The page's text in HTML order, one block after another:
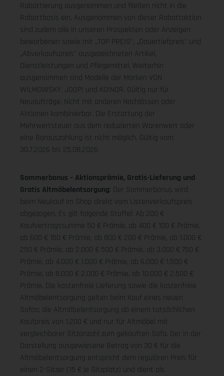
Rabattierung ausgenommen und fließen nicht in die
Rabattbasis ein. Ausgenommen von dieser Rabattaktion
sind zudem alle in unseren Prospekten oder Anzeigen
beworbenen sowie mit „TOP PREIS", „Dauertiefpreis" und
„Abverkaufspreis" ausgezeichneten Artikel,
Dienstleistungen und Pflegemittel. Weiterhin
ausgenommen sind Modelle der Marken VON
WILMOWSKY, JOOP! und KOINOR. Gültig nur für
Neuaufträge. Nicht mit anderen Nachlässen oder
Aktionen kombinierbar. Die Erstattung der
Mehrwertsteuer aus dem reduzierten Warenwert oder
eine Barauszahlung ist nicht möglich. Gültig vom
30.7.2026 bis 25.08.2026
Sommerbonus – Aktionsprämie, Gratis-Lieferung und
Gratis Altmöbelentsorgung: Der Sommerbonus wird
beim Neukauf im Shop direkt vom Listenverkaufspreis
abgezogen. Es gilt folgende Staffel: Ab 200 €
Kaufvertragssumme 50 € Prämie, ab 400 € 100 € Prämie,
ab 600 € 150 € Prämie, ab 800 € 200 € Prämie, ab 1.000 €
250 € Prämie, ab 2.000 € 500 € Prämie, ab 3.000 € 750 €
Prämie, ab 4.000 € 1.000 € Prämie, ab 6.000 € 1.500 €
Prämie, ab 8.000 € 2.000 € Prämie, ab 10.000 € 2.500 €
Prämie. Die kostenfreie Lieferung sowie die kostenfreie
Altmöbelentsorgung gelten beim Kauf eines neuen
Sofas; die Altmöbelentsorgung ab einem tatsächlichen
Kaufpreis von 1.200 € und nur für Altmöbel mit
vergleichbarer Sitzanzahl zum gekauften Sofa. Der in der
Darstellung ausgewiesene Betrag von 30 € für die
Altmöbelentsorgung entspricht dem regulären Preis für
einen 2-Sitzer (15 € je Sitzplatz) und dient als